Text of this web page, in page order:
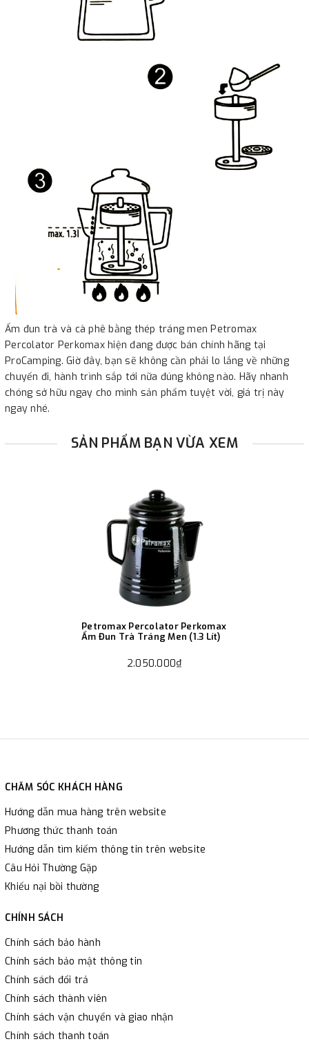
Ấm đun trà và cà phê bằng thép tráng men Petromax
Percolator Perkomax hiện đang được bán chính hãng tại
ProCamping. Giờ đây, bạn sẽ không cần phải lo lắng về những
chuyến đi, hành trình sắp tới nữa đúng không nào. Hãy nhanh
chóng sở hữu ngay cho mình sản phẩm tuyệt vời, giá trị này
ngay nhé.
SẢN PHẨM BẠN VỪA XEM
Petromax Percolator Perkomax
Ấm Đun Trà Tráng Men (1.3 Lít)
2.050.000₫
CHĂM SÓC KHÁCH HÀNG
Hướng dẫn mua hàng trên website
Phương thức thanh toán
Hướng dẫn tìm kiếm thông tin trên website
Câu Hỏi Thường Gặp
Khiếu nại bồi thường
CHÍNH SÁCH
Chính sách bảo hành
Chính sách bảo mật thông tin
Chính sách đổi trả
Chính sách thành viên
Chính sách vận chuyển và giao nhận
Chính sách thanh toán